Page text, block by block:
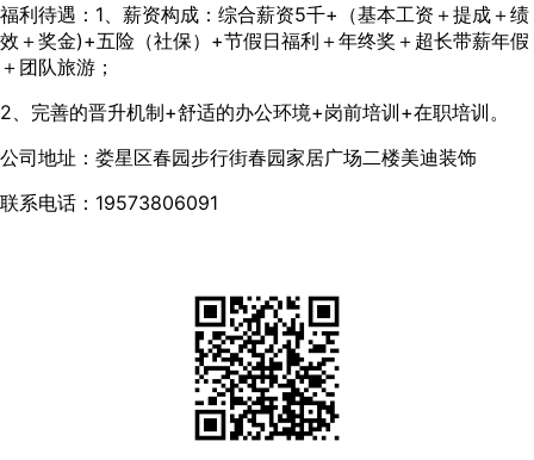
福利待遇：1、薪资构成：综合薪资5千+（基本工资＋提成＋绩
效＋奖金)+五险（社保）+节假日福利＋年终奖＋超长带薪年假
＋团队旅游；
2、完善的晋升机制+舒适的办公环境+岗前培训+在职培训。
公司地址：娄星区春园步行街春园家居广场二楼美迪装饰
联系电话：19573806091